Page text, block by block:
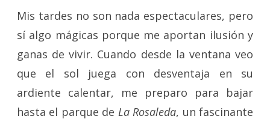
Mis tardes no son nada espectaculares, pero
sí algo mágicas porque me aportan ilusión y
ganas de vivir. Cuando desde la ventana veo
que el sol juega con desventaja en su
ardiente calentar, me preparo para bajar
hasta el parque de La Rosaleda, un fascinante